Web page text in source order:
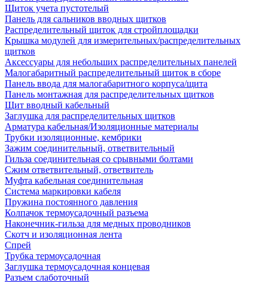
Щиток учета пустотелый
Панель для сальников вводных щитков
Распределительный щиток для стройплощадки
Крышка модулей для измерительных/распределительных
щитков
Аксессуары для небольших распределительных панелей
Малогабаритный распределительный щиток в сборе
Панель ввода для малогабаритного корпуса/щита
Панель монтажная для распределительных щитков
Щит вводный кабельный
Заглушка для распределительных щитков
Арматура кабельная/Изоляционные материалы
Трубки изоляционные, кембрики
Зажим соединительный, ответвительный
Гильза соединительная со срывными болтами
Сжим ответвительный, ответвитель
Муфта кабельная соединительная
Система маркировки кабеля
Пружина постоянного давления
Колпачок термоусадочный разъема
Наконечник-гильза для медных проводников
Скотч и изоляционная лента
Спрей
Трубка термоусадочная
Заглушка термоусадочная концевая
Разъем слаботочный